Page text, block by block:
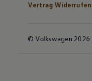
Vertrag Widerrufen
© Volkswagen 2026